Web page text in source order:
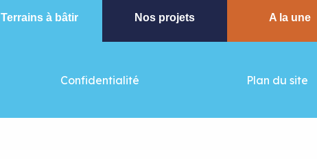
Terrains à bâtir Nos projets A la une
Confidentialité Plan du site